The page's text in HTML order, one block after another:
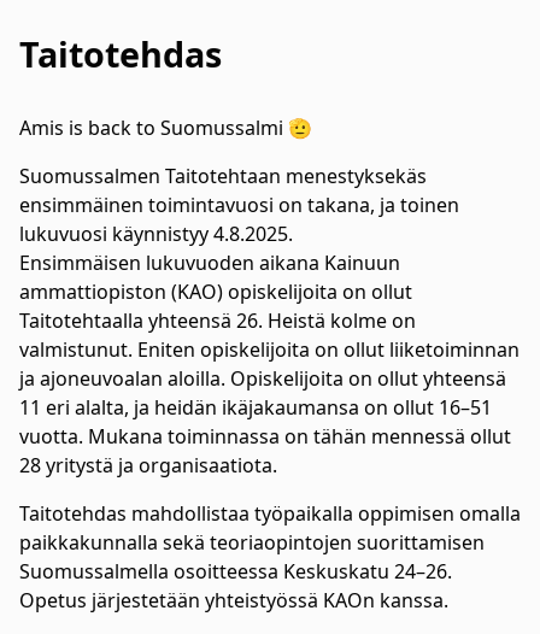
Taitotehdas
Amis is back to Suomussalmi 🫡
Suomussalmen Taitotehtaan menestyksekäs
ensimmäinen toimintavuosi on takana, ja toinen
lukuvuosi käynnistyy 4.8.2025.
Ensimmäisen lukuvuoden aikana Kainuun
ammattiopiston (KAO) opiskelijoita on ollut
Taitotehtaalla yhteensä 26. Heistä kolme on
valmistunut. Eniten opiskelijoita on ollut liiketoiminnan
ja ajoneuvoalan aloilla. Opiskelijoita on ollut yhteensä
11 eri alalta, ja heidän ikäjakaumansa on ollut 16–51
vuotta. Mukana toiminnassa on tähän mennessä ollut
28 yritystä ja organisaatiota.
Taitotehdas mahdollistaa työpaikalla oppimisen omalla
paikkakunnalla sekä teoriaopintojen suorittamisen
Suomussalmella osoitteessa Keskuskatu 24–26.
Opetus järjestetään yhteistyössä KAOn kanssa.